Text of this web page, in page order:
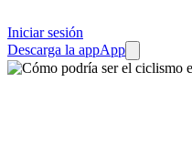
Iniciar sesión
Descarga la appApp